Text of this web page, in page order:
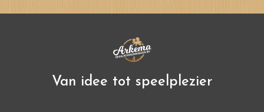
Van idee tot speelplezier